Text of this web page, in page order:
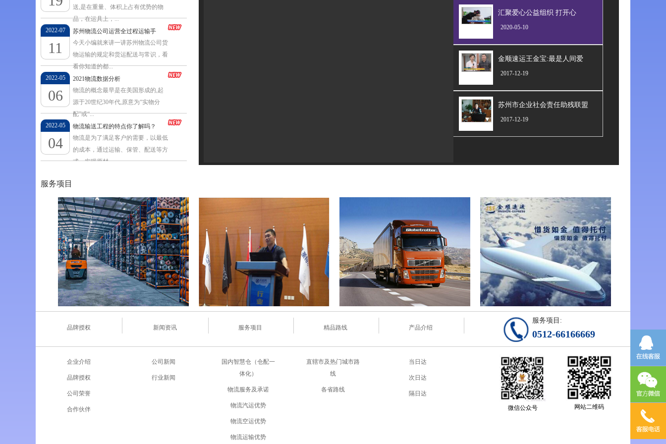
送,是在重量、体积上占有优势的物
品，在运具上，...
2022-07
11
苏州物流公司运营全过程运输手
续
今天小编就来讲一讲苏州物流公司货
物运输的规定和货运配送与常识，看
看你知道的都...
2022-05
06
2021物流数据分析
物流的概念最早是在美国形成的,起
源于20世纪30年代,原意为“实物分
配”或“...
2022-05
04
物流输送工程的特点你了解吗？
物流是为了满足客户的需要，以最低
的成本，通过运输、保管、配送等方
式，实现原材...
汇聚爱心公益组织 打开心
2020-05-10
金顺速运王金宝:最是人间爱
2017-12-19
苏州市企业社会责任助残联盟
2017-12-19
服务项目
品牌授权 新闻资讯 服务项目 精品路线 产品介绍
服务项目:
0512-66166669
企业介绍
品牌授权
公司荣誉
合作伙伴
公司新闻
行业新闻
国内智慧仓（仓配一
体化）
物流服务及承诺
物流汽运优势
物流空运优势
物流运输优势
直辖市及热门城市路
线
各省路线
当日达
次日达
隔日达
网站二维码
微信公众号